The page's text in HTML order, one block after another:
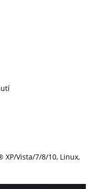
XP/Vista/7/8/10, Linux,